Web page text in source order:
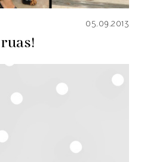
05.09.2013